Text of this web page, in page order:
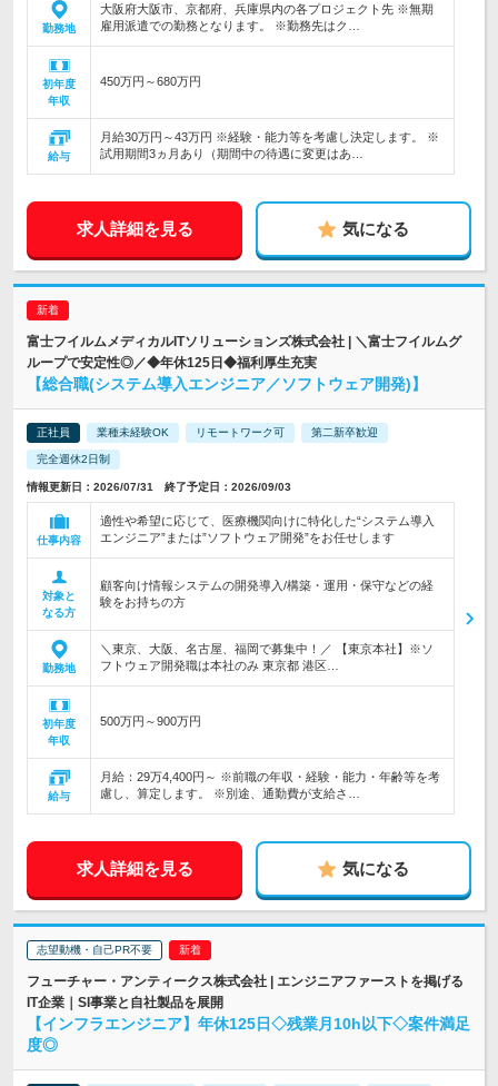
勤務地
大阪府大阪市、京都府、兵庫県内の各プロジェクト先 ※無期
雇用派遣での勤務となります。 ※勤務先はク…
初年度
年収
450万円～680万円
給与
月給30万円～43万円 ※経験・能力等を考慮し決定します。 ※
試用期間3ヵ月あり（期間中の待遇に変更はあ…
求人詳細を見る 気になる
富士フイルムメディカルITソリューションズ株式会社 | ＼富士フイルムグ
ループで安定性◎／◆年休125日◆福利厚生充実
【総合職(システム導入エンジニア／ソフトウェア開発)】
正社員 業種未経験OK リモートワーク可 第二新卒歓迎
完全週休2日制
情報更新日：2026/07/31 終了予定日：2026/09/03
仕事内容
適性や希望に応じて、医療機関向けに特化した“システム導入
エンジニア”または”ソフトウェア開発”をお任せします
対象と
なる方
顧客向け情報システムの開発導入/構築・運用・保守などの経
験をお持ちの方
勤務地
＼東京、大阪、名古屋、福岡で募集中！／ 【東京本社】※ソ
フトウェア開発職は本社のみ 東京都 港区…
初年度
年収
500万円～900万円
給与
月給：29万4,400円～ ※前職の年収・経験・能力・年齢等を考
慮し、算定します。 ※別途、通勤費が支給さ…
求人詳細を見る 気になる
志望動機・自己PR不要
フューチャー・アンティークス株式会社 | エンジニアファーストを掲げる
IT企業｜SI事業と自社製品を展開
【インフラエンジニア】年休125日◇残業月10h以下◇案件満足
度◎